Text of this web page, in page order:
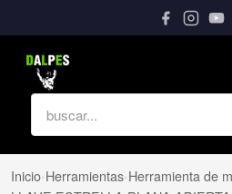
Inicio›Herramientas›Herramienta de